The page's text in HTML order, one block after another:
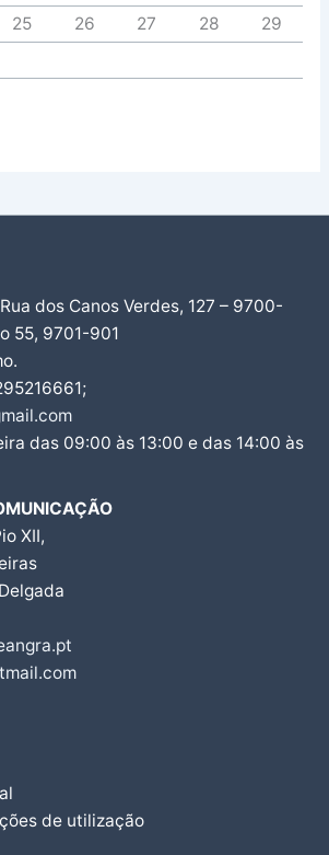
25 26 27 28
29
dos Canos Verdes, 127 – 9700-
55, 9701-901
das 09:00 às 13:00 e das 14:00 às
XII,
de utilização